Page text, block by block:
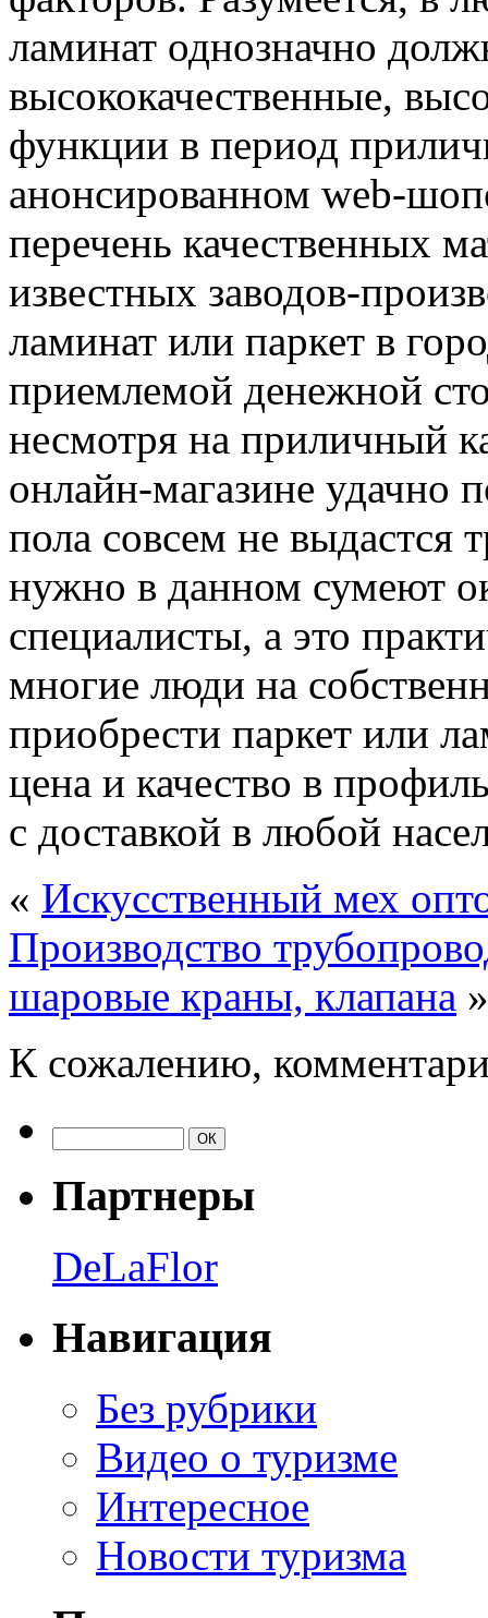
ламинат однозначно
высококачественные,
функции в период
анонсированном web-
перечень качественных
известных заводов-
ламинат или паркет в
приемлемой денежной
несмотря на приличный
онлайн-магазине удачно
пола совсем не выдастся
нужно в данном сумеют
специалисты, а это
многие люди на
приобрести паркет или
цена и качество в
с доставкой в любой
« Искусственный мех
Производство
шаровые краны, клапана »
К сожалению,
Партнеры
DeLaFlor
Навигация
Без рубрики
Видео о туризме
Интересное
Новости туризма